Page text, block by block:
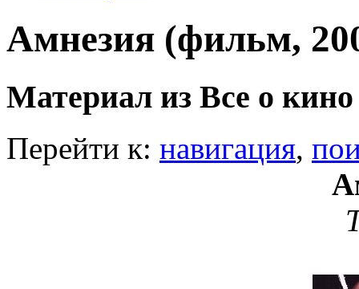
Амнезия (фильм,
Материал из Все о кино
Перейти к: навигация,